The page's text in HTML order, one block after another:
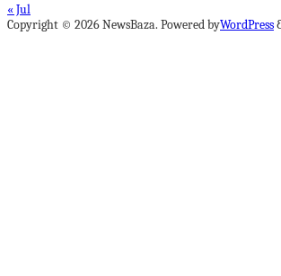
« Jul
Copyright © 2026 NewsBaza. Powered byWordPress